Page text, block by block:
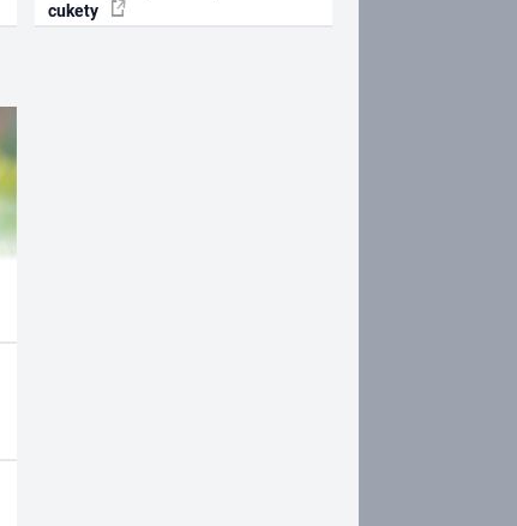
cukety